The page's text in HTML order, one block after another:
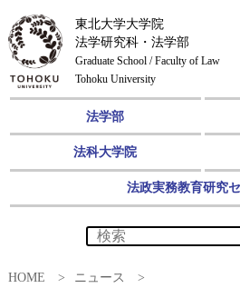
東北大学大学院
法学研究科・法学部
Graduate School / Faculty of Law
Tohoku University
法学部
法科大学院
法政実務教育研究
HOME
ニュース